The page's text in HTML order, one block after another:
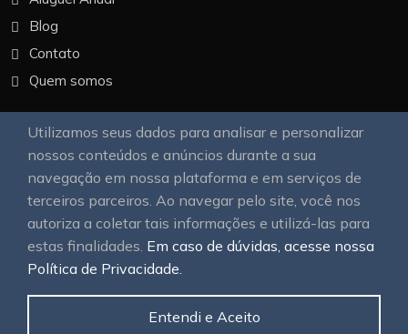
Utilizamos seus dados para analisar e personalizar
nossos conteúdos e anúncios durante a sua
navegação em nossa plataforma e em serviços de
terceiros parceiros. Ao navegar pelo site, você nos
autoriza a coletar tais informações e utilizá-las para
estas finalidades. Em caso de dúvidas, acesse nossa
Política de Privacidade.
Entendi e Aceito
Blog
Contato
Quem somos
Nossa Galeria
© 2026OAWEB site e sistemas para imobiliárias
os direitos reservados.